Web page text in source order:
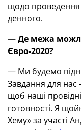
щодо проведення
денного.
—Де межа
Євро-2020?
— Ми будемо
Завдання для
щоб наші
готовності. Я
Хему» за участі